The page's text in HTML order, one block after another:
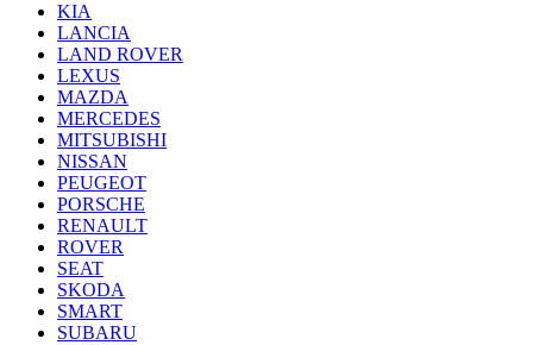
KIA
LANCIA
LAND ROVER
LEXUS
MAZDA
MERCEDES
MITSUBISHI
NISSAN
PEUGEOT
PORSCHE
RENAULT
ROVER
SEAT
SKODA
SMART
SUBARU